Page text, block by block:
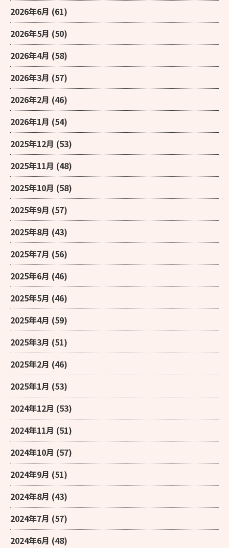
2026年6月 (61)
2026年5月 (50)
2026年4月 (58)
2026年3月 (57)
2026年2月 (46)
2026年1月 (54)
2025年12月 (53)
2025年11月 (48)
2025年10月 (58)
2025年9月 (57)
2025年8月 (43)
2025年7月 (56)
2025年6月 (46)
2025年5月 (46)
2025年4月 (59)
2025年3月 (51)
2025年2月 (46)
2025年1月 (53)
2024年12月 (53)
2024年11月 (51)
2024年10月 (57)
2024年9月 (51)
2024年8月 (43)
2024年7月 (57)
2024年6月 (48)